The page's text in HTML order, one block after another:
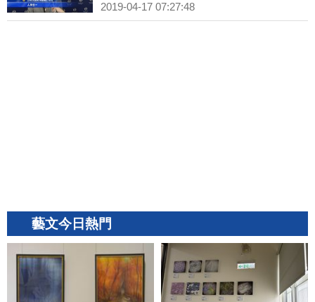
2019-04-17 07:27:48
藝文今日熱門